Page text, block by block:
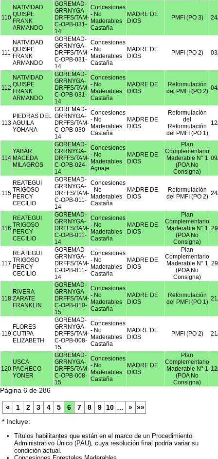
110
NATIVIDAD
QUISPE
FRANK
ARMANDO
GOREMAD-
GRRNYGA-
DRFFS/TAM-
C-OPB-031-
14
Concesiones
- No
Maderables
Castaña
MADRE DE
DIOS
PMFI (PO 3)
111
NATIVIDAD
QUISPE
FRANK
ARMANDO
GOREMAD-
GRRNYGA-
DRFFS/TAM-
C-OPB-031-
14
Concesiones
- No
Maderables
Castaña
MADRE DE
DIOS
PMFI (PO 2)
112
NATIVIDAD
QUISPE
FRANK
ARMANDO
GOREMAD-
GRRNYGA-
DRFFS/TAM-
C-OPB-031-
14
Concesiones
- No
Maderables
Castaña
MADRE DE
DIOS
Reformulación
del PMFI (PO 2)
113
PIEDRAS DEL
AGUILA
YOHANA
GOREMAD-
GRRNYGA-
DRFFS/TAM-
C-OPB-030-
14
Concesiones
- No
Maderables
Castaña
MADRE DE
DIOS
Reformulación
del
Reformulación
del PMFI (PO 1)
114
YABAR
MACEDA
MILAGROS
GOREMAD-
GRRNYGA-
DRFFS/TAM-
C-OPB-024-
14
Concesiones
- No
Maderables
Aguaje
MADRE DE
DIOS
Plan
Complementario
Maderable N° 1
(POA No
Consigna)
115
REATEGUI
TRIGOSO
PERCY
CECILIO
GOREMAD-
GRRNYGA-
DRFFS/TAM-
C-OPB-011-
14
Concesiones
- No
Maderables
Castaña
MADRE DE
DIOS
Reformulación
del PMFI (PO 2)
116
REATEGUI
TRIGOSO
PERCY
CECILIO
GOREMAD-
GRRNYGA-
DRFFS/TAM-
C-OPB-011-
14
Concesiones
- No
Maderables
Castaña
MADRE DE
DIOS
Plan
Complementario
Maderable N° 1
(POA No
Consigna)
117
REATEGUI
TRIGOSO
PERCY
CECILIO
GOREMAD-
GRRNYGA-
DRFFS/TAM-
C-OPB-011-
14
Concesiones
- No
Maderables
Castaña
MADRE DE
DIOS
Plan
Complementario
Maderable N° 1
(POA No
Consigna)
118
RIVERA
ZARATE
FRANKLIN
GOREMAD-
GRRNYGA-
DRFFS/TAM-
C-OPB-010-
15
Concesiones
- No
Maderables
Castaña
MADRE DE
DIOS
Reformulación
del PMFI (PO 1)
119
FLORES
CUTIPA
ELIZABETH
GOREMAD-
GRRNYGA-
DRFFS/TAM-
C-OPB-008-
15
Concesiones
- No
Maderables
Castaña
MADRE DE
DIOS
PMFI (PO 2)
120
USCA
PACHECO
YONER
GOREMAD-
GRRNYGA-
DRFFS/TAM-
C-OPB-008-
15
Concesiones
- No
Maderables
Castaña
MADRE DE
DIOS
Plan
Complementario
Maderable N° 1
(POA No
Consigna)
Página 6 de 286
« 1 2 3 4 5 6 7 8 9 10 … » »»
* Incluye:
Títulos habilitantes que están en el marco de un Procedimiento
Administrativo Único (PAU), cuya resolución final podría variar su
condición actual.